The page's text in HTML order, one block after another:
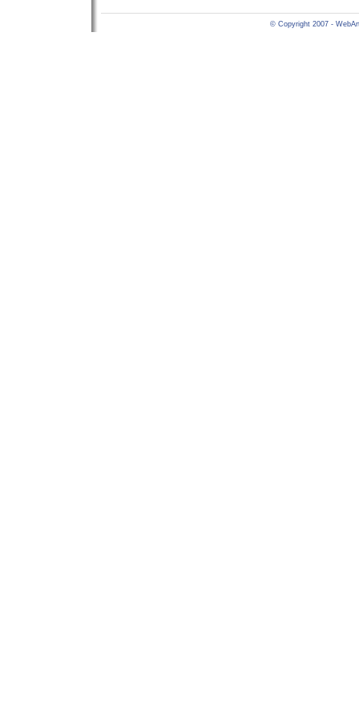
© Copyright 2007 -